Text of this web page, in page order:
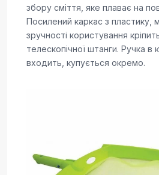
збору сміття, яке плаває на
Посилений каркас з пластику,
зручності користування
телескопічної штанги. Ручка в
входить, купується окремо.